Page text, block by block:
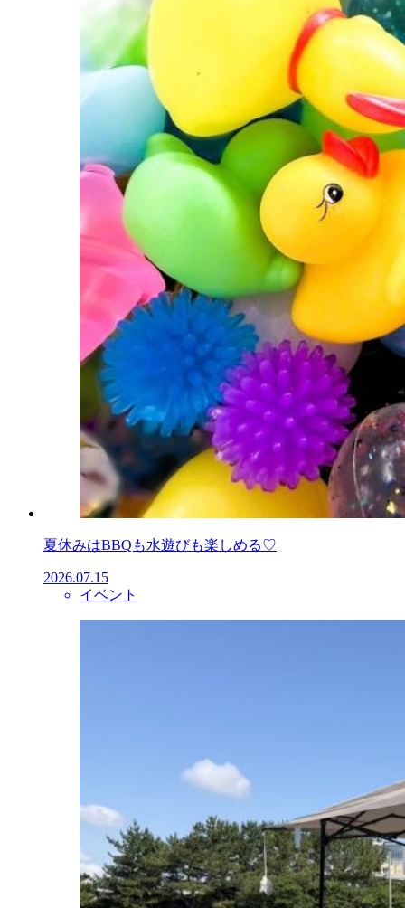
夏休みはBBQも水遊びも楽しめる♡
2026.07.15
イベント